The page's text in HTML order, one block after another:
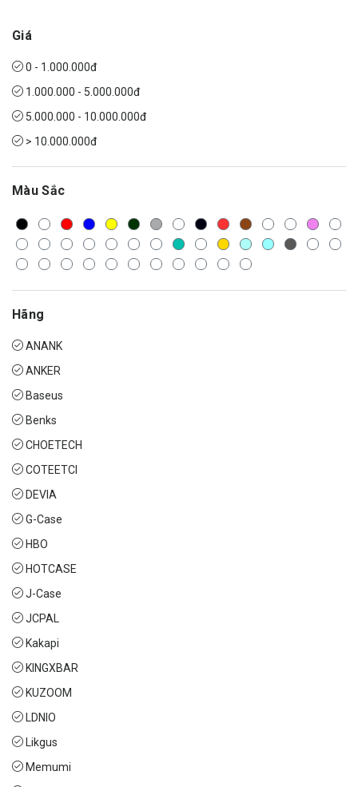
Giá
0 - 1.000.000đ
1.000.000 - 5.000.000đ
5.000.000 - 10.000.000đ
> 10.000.000đ
Màu Sắc
Hãng
ANANK
ANKER
Baseus
Benks
CHOETECH
COTEETCI
DEVIA
G-Case
HBO
HOTCASE
J-Case
JCPAL
Kakapi
KINGXBAR
KUZOOM
LDNIO
Likgus
Memumi